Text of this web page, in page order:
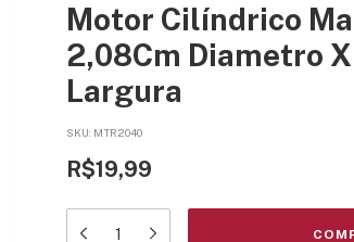
Motor Cilíndrico
2,08Cm Diametro
Largura
SKU: MTR2040
R$19,99